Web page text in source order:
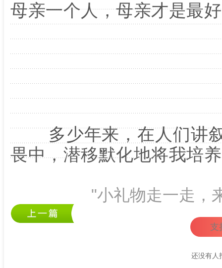
母亲一个人，母亲才是最
多少年来，在人们讲叙
畏中，潜移默化地将我培
"小礼物走一走，
支
还没有人